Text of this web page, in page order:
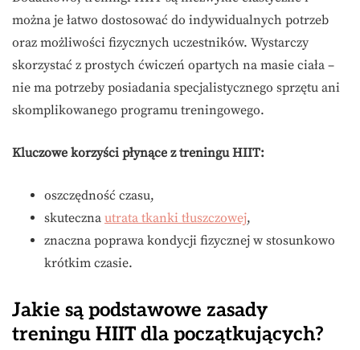
można je łatwo dostosować do indywidualnych potrzeb
oraz możliwości fizycznych uczestników. Wystarczy
skorzystać z prostych ćwiczeń opartych na masie ciała –
nie ma potrzeby posiadania specjalistycznego sprzętu ani
skomplikowanego programu treningowego.
Kluczowe korzyści płynące z treningu HIIT:
oszczędność czasu,
skuteczna utrata tkanki tłuszczowej,
znaczna poprawa kondycji fizycznej w stosunkowo
krótkim czasie.
Jakie są podstawowe zasady
treningu HIIT dla początkujących?